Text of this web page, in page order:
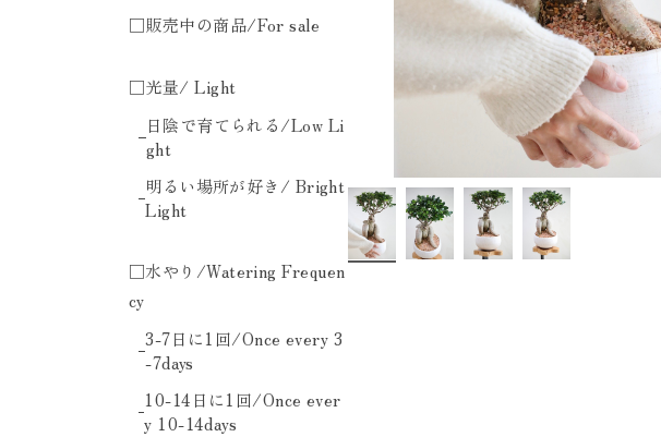
□販売中の商品/For sale
□光量/ Light
日陰で育てられる/Low Li
ght
明るい場所が好き/ Bright
Light
□水やり/Watering Frequen
cy
3-7日に1回/Once every 3
-7days
10-14日に1回/Once ever
y 10-14days